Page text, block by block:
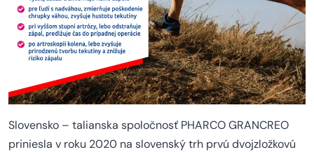
Slovensko – talianska spoločnosť PHARCO GRANCREO
priniesla v roku 2020 na slovenský trh prvú dvojzložkovú